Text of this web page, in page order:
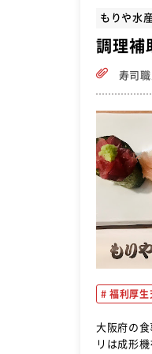
もりや水
調理補
寿司職
福利厚生
大阪府の食事手当あ
リは成形機を使用